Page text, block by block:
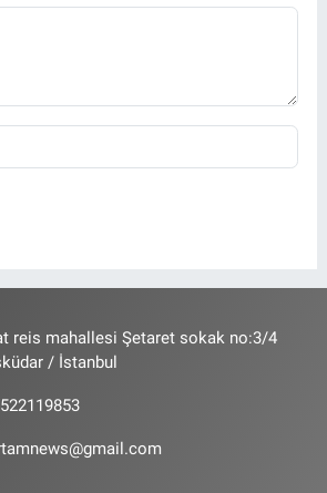
reis mahallesi Şetaret sokak no:3/4
/ İstanbul